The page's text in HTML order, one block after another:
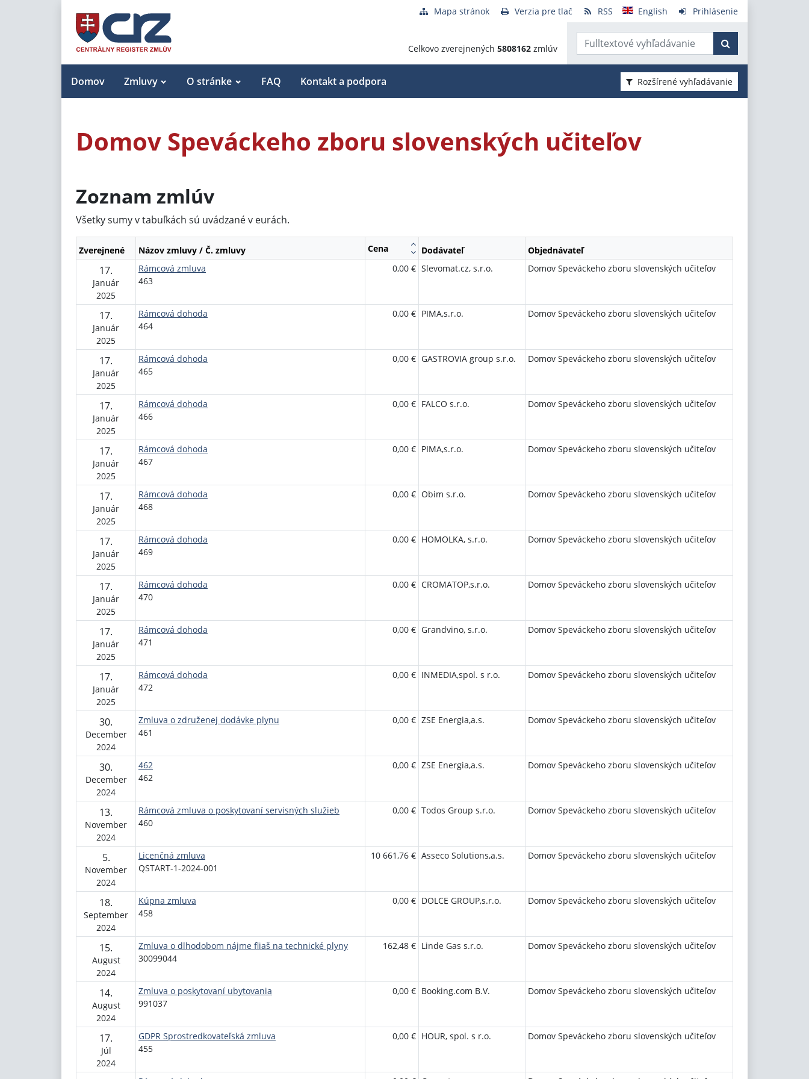
Mapa stránok Verzia pre tlač RSS English Prihlásenie
Celkovo zverejnených 5808162 zmlúv
Domov Zmluvy O stránke FAQ Kontakt a podpora Rozšírené vyhľadávanie
Domov Speváckeho zboru slovenských učiteľov
Zoznam zmlúv
Všetky sumy v tabuľkách sú uvádzané v eurách.
Zverejnené Názov zmluvy / Č. zmluvy Cena Dodávateľ Objednávateľ
17.
Január
2025
Rámcová zmluva
463
0,00 € Slevomat.cz, s.r.o. Domov Speváckeho zboru slovenských učiteľov
17.
Január
2025
Rámcová dohoda
464
0,00 € PIMA,s.r.o. Domov Speváckeho zboru slovenských učiteľov
17.
Január
2025
Rámcová dohoda
465
0,00 € GASTROVIA group s.r.o. Domov Speváckeho zboru slovenských učiteľov
17.
Január
2025
Rámcová dohoda
466
0,00 € FALCO s.r.o. Domov Speváckeho zboru slovenských učiteľov
17.
Január
2025
Rámcová dohoda
467
0,00 € PIMA,s.r.o. Domov Speváckeho zboru slovenských učiteľov
17.
Január
2025
Rámcová dohoda
468
0,00 € Obim s.r.o. Domov Speváckeho zboru slovenských učiteľov
17.
Január
2025
Rámcová dohoda
469
0,00 € HOMOLKA, s.r.o. Domov Speváckeho zboru slovenských učiteľov
17.
Január
2025
Rámcová dohoda
470
0,00 € CROMATOP,s.r.o. Domov Speváckeho zboru slovenských učiteľov
17.
Január
2025
Rámcová dohoda
471
0,00 € Grandvino, s.r.o. Domov Speváckeho zboru slovenských učiteľov
17.
Január
2025
Rámcová dohoda
472
0,00 € INMEDIA,spol. s r.o. Domov Speváckeho zboru slovenských učiteľov
30.
December
2024
Zmluva o združenej dodávke plynu
461
0,00 € ZSE Energia,a.s. Domov Speváckeho zboru slovenských učiteľov
30.
December
2024
462
462
0,00 € ZSE Energia,a.s. Domov Speváckeho zboru slovenských učiteľov
13.
November
2024
Rámcová zmluva o poskytovaní servisných služieb
460
0,00 € Todos Group s.r.o. Domov Speváckeho zboru slovenských učiteľov
5.
November
2024
Licenčná zmluva
QSTART-1-2024-001
10 661,76 € Asseco Solutions,a.s. Domov Speváckeho zboru slovenských učiteľov
18.
September
2024
Kúpna zmluva
458
0,00 € DOLCE GROUP,s.r.o. Domov Speváckeho zboru slovenských učiteľov
15.
August
2024
Zmluva o dlhodobom nájme fliaš na technické plyny
30099044
162,48 € Linde Gas s.r.o. Domov Speváckeho zboru slovenských učiteľov
14.
August
2024
Zmluva o poskytovaní ubytovania
991037
0,00 € Booking.com B.V. Domov Speváckeho zboru slovenských učiteľov
17.
Júl
2024
GDPR Sprostredkovateľská zmluva
455
0,00 € HOUR, spol. s r.o. Domov Speváckeho zboru slovenských učiteľov